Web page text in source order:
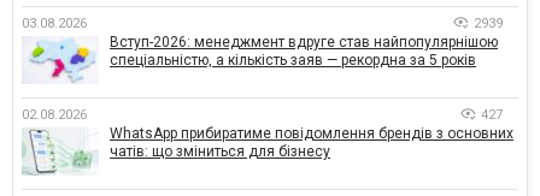
03.08.2026 2939
Вступ-2026: менеджмент вдруге став найпопулярнішою
спеціальністю, а кількість заяв — рекордна за 5 років
02.08.2026 427
WhatsApp прибиратиме повідомлення брендів з основних
чатів: що зміниться для бізнесу